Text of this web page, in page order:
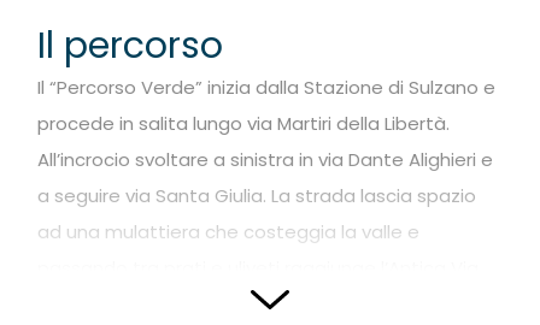
Il percorso
Il “Percorso Verde” inizia dalla Stazione di Sulzano e
procede in salita lungo via Martiri della Libertà.
All’incrocio svoltare a sinistra in via Dante Alighieri e
a seguire via Santa Giulia. La strada lascia spazio
ad una mulattiera che costeggia la valle e
Valeriana. Seguendo le indicazioni per Tassano